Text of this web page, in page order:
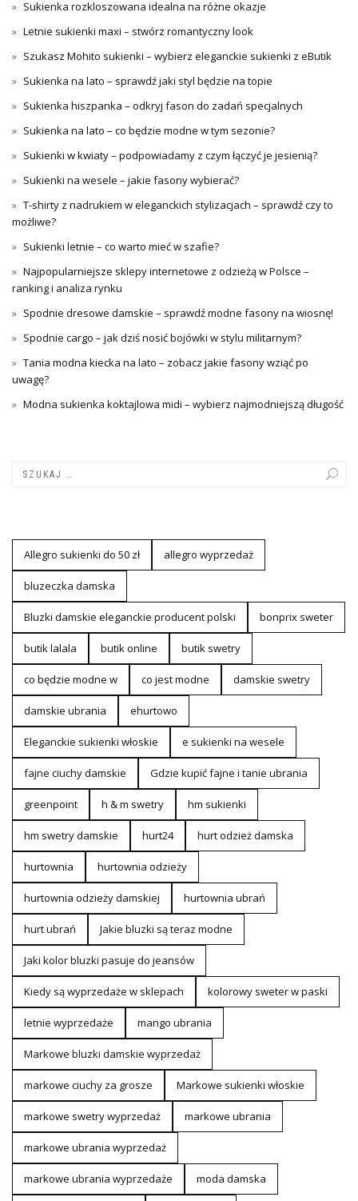
Sukienka rozkloszowana idealna na różne okazje
Letnie sukienki maxi – stwórz romantyczny look
Szukasz Mohito sukienki – wybierz eleganckie sukienki z eButik
Sukienka na lato – sprawdź jaki styl będzie na topie
Sukienka hiszpanka – odkryj fason do zadań specjalnych
Sukienka na lato – co będzie modne w tym sezonie?
Sukienki w kwiaty – podpowiadamy z czym łączyć je jesienią?
Sukienki na wesele – jakie fasony wybierać?
T-shirty z nadrukiem w eleganckich stylizacjach – sprawdź czy to
możliwe?
Sukienki letnie – co warto mieć w szafie?
Najpopularniejsze sklepy internetowe z odzieżą w Polsce –
ranking i analiza rynku
Spodnie dresowe damskie – sprawdź modne fasony na wiosnę!
Spodnie cargo – jak dziś nosić bojówki w stylu militarnym?
Tania modna kiecka na lato – zobacz jakie fasony wziąć po
uwagę?
Modna sukienka koktajlowa midi – wybierz najmodniejszą długość
Allegro sukienki do 50 zł allegro wyprzedaż
bluzeczka damska
Bluzki damskie eleganckie producent polski bonprix sweter
butik lalala butik online butik swetry
co będzie modne w co jest modne damskie swetry
damskie ubrania ehurtowo
Eleganckie sukienki włoskie e sukienki na wesele
fajne ciuchy damskie Gdzie kupić fajne i tanie ubrania
greenpoint h & m swetry hm sukienki
hm swetry damskie hurt24 hurt odzież damska
hurtownia hurtownia odzieży
hurtownia odzieży damskiej hurtownia ubrań
hurt ubrań Jakie bluzki są teraz modne
Jaki kolor bluzki pasuje do jeansów
Kiedy są wyprzedaże w sklepach kolorowy sweter w paski
letnie wyprzedaże mango ubrania
Markowe bluzki damskie wyprzedaż
markowe ciuchy za grosze Markowe sukienki włoskie
markowe swetry wyprzedaż markowe ubrania
markowe ubrania wyprzedaż
markowe ubrania wyprzedaże moda damska